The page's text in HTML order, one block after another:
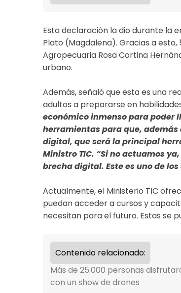
Esta declaración la dio durante la
Plato (Magdalena). Gracias a
Agropecuaria Rosa Cortina
urbano.
Además, señaló que esta es una
adultos a prepararse en
económico inmenso para poder
herramientas para que,
digital, que será la principal
Ministro TIC. “Si no actuamos
brecha digital. Este es uno de
Actualmente, el Ministerio TIC
puedan acceder a cursos y
necesitan para el futuro. Estas se
Contenido relacionado:
Más de 25.000 personas
con un show de drones